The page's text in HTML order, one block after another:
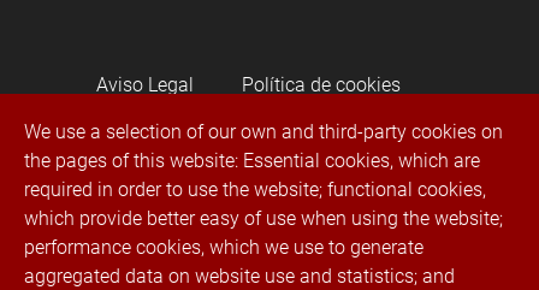
Aviso Legal Política de cookies
Política de privacidad
Canal de denuncias
We use a selection of our own and third-party cookies on
the pages of this website: Essential cookies, which are
required in order to use the website; functional cookies,
which provide better easy of use when using the website;
performance cookies, which we use to generate
aggregated data on website use and statistics; and